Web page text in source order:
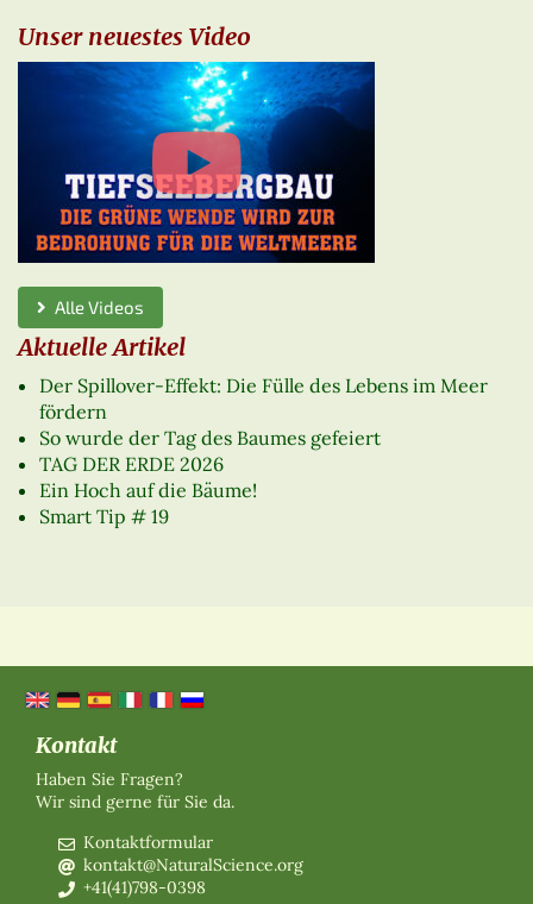
Unser neuestes Video
Alle Videos
Aktuelle Artikel
Der Spillover-Effekt: Die Fülle des Lebens im Meer
fördern
So wurde der Tag des Baumes gefeiert
TAG DER ERDE 2026
Ein Hoch auf die Bäume!
Smart Tip # 19
Kontakt
Haben Sie Fragen?
Wir sind gerne für Sie da.
Kontaktformular
kontakt@NaturalScience.org
+41(41)798-0398